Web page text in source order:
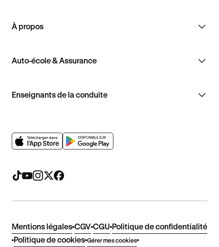
À propos
Auto-école & Assurance
Enseignants de la conduite
Mentions légales CGV CGU Politique de confidentialité
Politique de cookies Gérer mes cookies